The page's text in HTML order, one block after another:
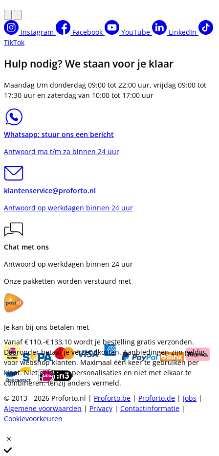
Instagram Facebook YouTube
LinkedIn
TikTok
Hulp nodig? We staan voor je klaar
Maandag t/m donderdag 09:00 tot 22:00 uur, vrijdag 09:00 tot
17:30 uur en zaterdag van 10:00 tot 17:00 uur
Whatsapp: stuur ons een bericht
Antwoord ma t/m za binnen 24 uur
klantenservice@proforto.nl
Antwoord op werkdagen binnen 24 uur
Chat met ons
Antwoord op werkdagen binnen 24 uur
Onze pakketten worden verstuurd met
Je kan bij ons betalen met
Vanaf€ 110,-€ 133,10 wordt je bestelling gratis verzonden.
Daaronder betaal je verzendkosten. Aanbiedingen zijn geldig
voor webshop klanten. Maximaal één keer te gebruiken per
klant. Niet geldig op personalisaties en niet met elkaar te
combineren, tenzij anders vermeld.
© 2013 - 2026 Proforto.nl | Proforto.be | Proforto.de | Jobs |
Algemene voorwaarden | Privacy | Contactinformatie |
Cookievoorkeuren